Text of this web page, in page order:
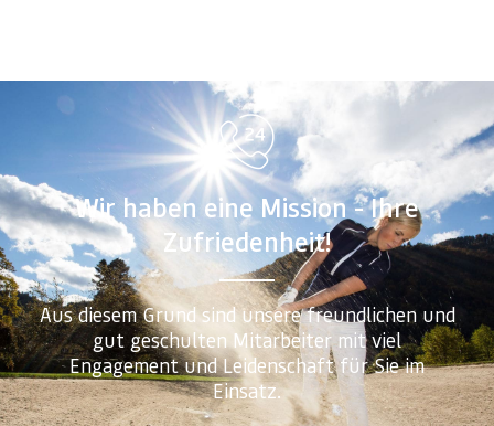
Wir haben eine Mission - Ihre
Zufriedenheit!
Aus diesem Grund sind unsere freundlichen und
gut geschulten Mitarbeiter mit viel
Engagement und Leidenschaft für Sie im
Einsatz.